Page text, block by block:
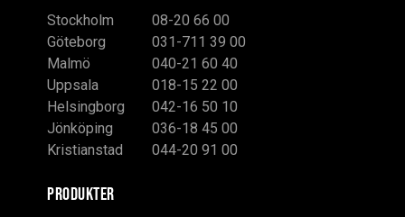
Stockholm
08-20 66 00
Göteborg
031-711 39 00
Malmö
040-21 60 40
Uppsala
018-15 22 00
Helsingborg
042-16 50 10
Jönköping
036-18 45 00
Kristianstad
044-20 91 00
PRODUKTER